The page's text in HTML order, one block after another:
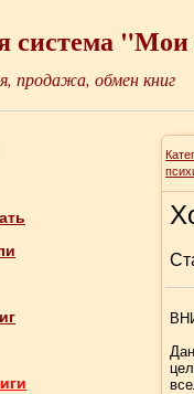
система
продажа, обмен книг